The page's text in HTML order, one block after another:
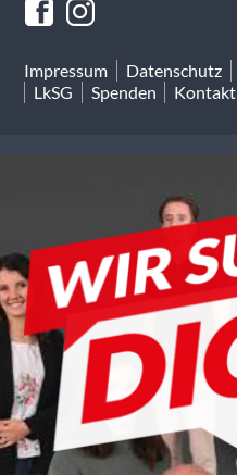
Impressum Datenschutz
LkSG
Spenden Kontakt